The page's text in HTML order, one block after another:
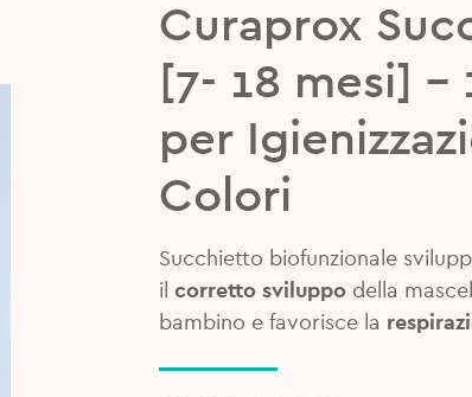
Curaprox
[7- 18 mesi] –
per
Colori
Succhietto biofunzionale
il corretto sviluppodella
bambino e favorisce la